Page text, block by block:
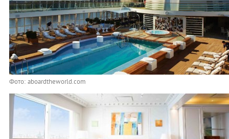
Фото: aboardtheworld.com